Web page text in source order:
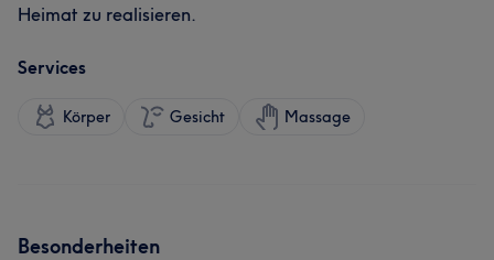
Heimat zu realisieren.
Services
Körper Gesicht Massage
Besonderheiten